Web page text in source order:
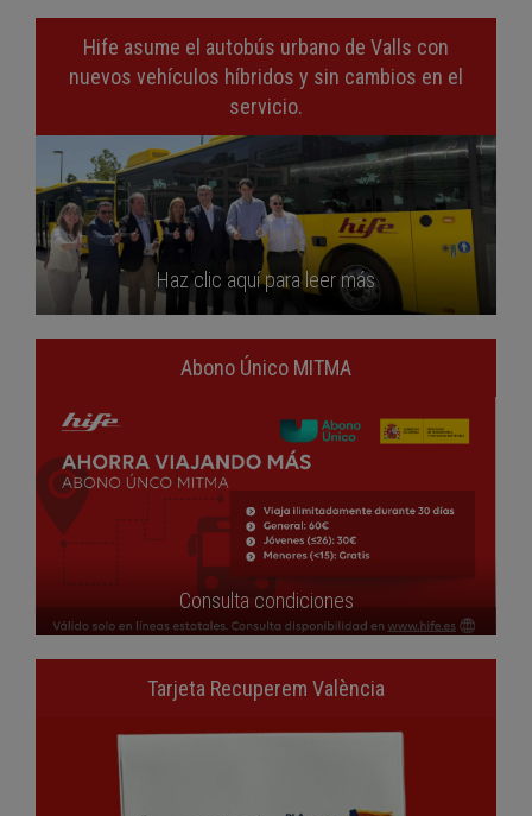
Hife asume el autobús urbano de Valls con
nuevos vehículos híbridos y sin cambios en el
servicio.
Haz clic aquí para leer más
Abono Único MITMA
Consulta condiciones
Tarjeta Recuperem València